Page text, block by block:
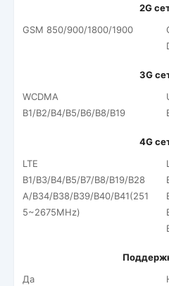
2G
GSM 850/900/1800/1900
3G
WCDMA
B1/B2/B4/B5/B6/B8/B19
4G
LTE
B1/B3/B4/B5/B7/B8/B19/B28
A/B34/B38/B39/B40/B41(251
5~2675MHz)
Да